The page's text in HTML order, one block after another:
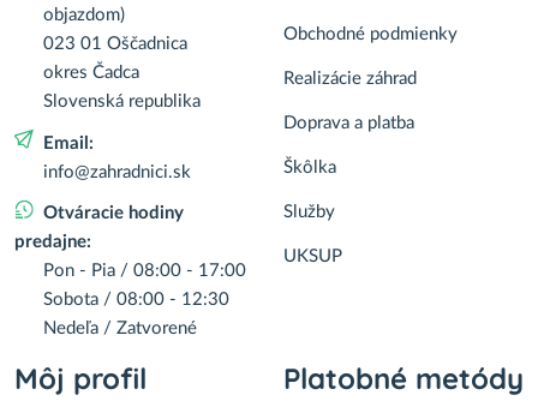
objazdom)
023 01 Oščadnica
okres Čadca
Slovenská republika
Email:
info@zahradnici.sk
Otváracie hodiny
predajne:
Pon - Pia / 08:00 - 17:00
Sobota / 08:00 - 12:30
Nedeľa / Zatvorené
Obchodné podmienky
Realizácie záhrad
Doprava a platba
Škôlka
Služby
UKSUP
Môj profil Platobné metódy